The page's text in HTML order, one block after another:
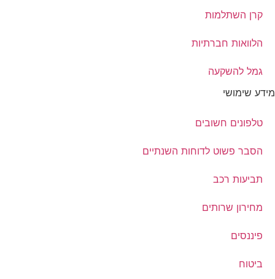
קרן השתלמות
הלוואות חברתיות
גמל להשקעה
מידע שימושי
טלפונים חשובים
הסבר פשוט לדוחות השנתיים
תביעות רכב
מחירון שרותים
פיננסים
ביטוח